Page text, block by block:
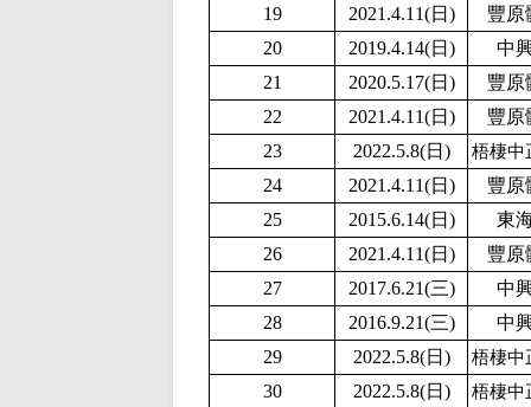
19
2021.4.11(日)
豐原
20
2019.4.14(日)
中
21
2020.5.17(日)
豐原
22
2021.4.11(日)
豐原
23
2022.5.8(日) 梧棲中
24 2021.4.11(日)
豐原
25
2015.6.14(日)
東
26
2021.4.11(日)
豐原
27
2017.6.21(三)
中
28
2016.9.21(三)
中
29
2022.5.8(日) 梧棲中
30 2022.5.8(日) 梧棲中